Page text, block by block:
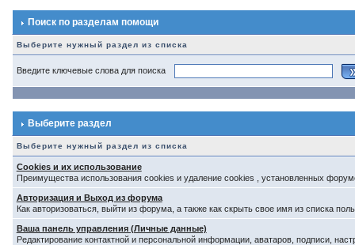
Поиск по разделам помощи
Выберите нужный раздел из списка
Введите ключевые слова для поиска
Выберите раздел
Выберите нужный раздел из списка
Cookies и их использование
Преимущества использования cookies и удаление cookies , установленных
Авторизация и Выход из форума
Как авторизоваться, выйти из форума, а также как скрыть свое имя из списка
Ваша панель управления (Личные данные)
Редактирование контактной и персональной информации, аватаров, подписи,